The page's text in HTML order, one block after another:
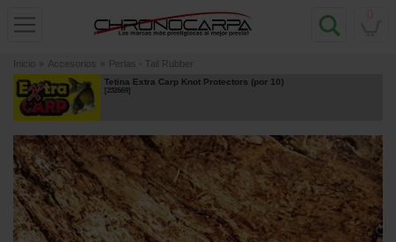
Inicio » Accesorios » Perlas - Tail Rubber
Tetina Extra Carp Knot Protectors (por 10)
[232669]